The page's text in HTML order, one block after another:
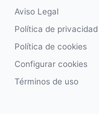
Aviso Legal
Política de privacidad
Política de cookies
Configurar cookies
Términos de uso